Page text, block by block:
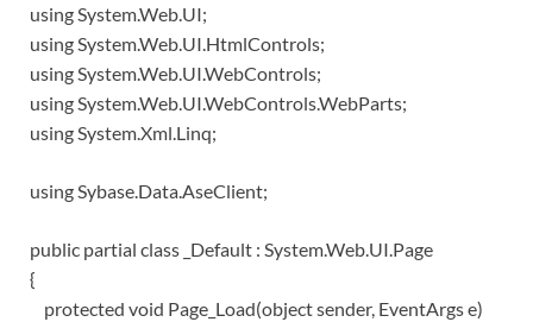
using System.Web.UI;
using System.Web.UI.HtmlControls;
using System.Web.UI.WebControls;
using System.Web.UI.WebControls.WebParts;
using System.Xml.Linq;
using Sybase.Data.AseClient;
public partial class _Default : System.Web.UI.Page
{
protected void Page_Load(object sender, EventArgs e)